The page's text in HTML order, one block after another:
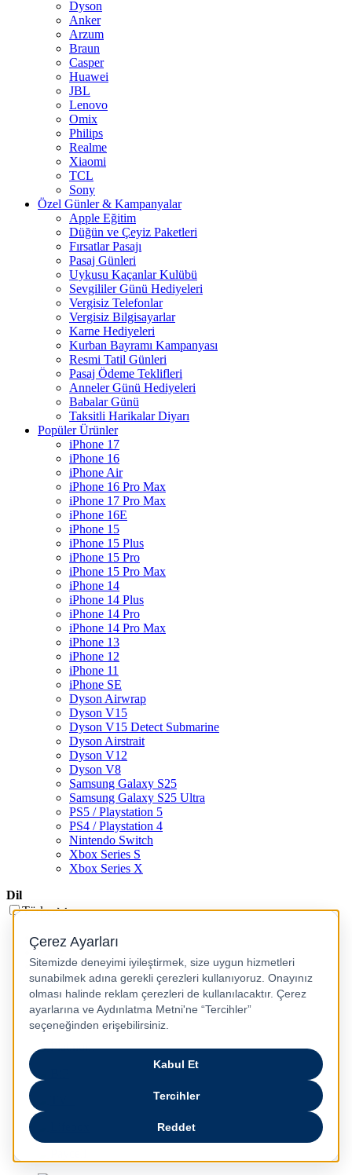
Dyson
Anker
Arzum
Braun
Casper
Huawei
JBL
Lenovo
Omix
Philips
Realme
Xiaomi
TCL
Sony
Özel Günler & Kampanyalar
Apple Eğitim
Düğün ve Çeyiz Paketleri
Fırsatlar Pasajı
Pasaj Günleri
Uykusu Kaçanlar Kulübü
Sevgililer Günü Hediyeleri
Vergisiz Telefonlar
Vergisiz Bilgisayarlar
Karne Hediyeleri
Kurban Bayramı Kampanyası
Resmi Tatil Günleri
Pasaj Ödeme Teklifleri
Anneler Günü Hediyeleri
Babalar Günü
Taksitli Harikalar Diyarı
Popüler Ürünler
iPhone 17
iPhone 16
iPhone Air
iPhone 16 Pro Max
iPhone 17 Pro Max
iPhone 16E
iPhone 15
iPhone 15 Plus
iPhone 15 Pro
iPhone 15 Pro Max
iPhone 14
iPhone 14 Plus
iPhone 14 Pro
iPhone 14 Pro Max
iPhone 13
iPhone 12
iPhone 11
iPhone SE
Dyson Airwrap
Dyson V15
Dyson V15 Detect Submarine
Dyson Airstrait
Dyson V12
Dyson V8
Samsung Galaxy S25
Samsung Galaxy S25 Ultra
PS5 / Playstation 5
PS4 / Playstation 4
Nintendo Switch
Xbox Series S
Xbox Series X
Dil
Türkçe
English
русский